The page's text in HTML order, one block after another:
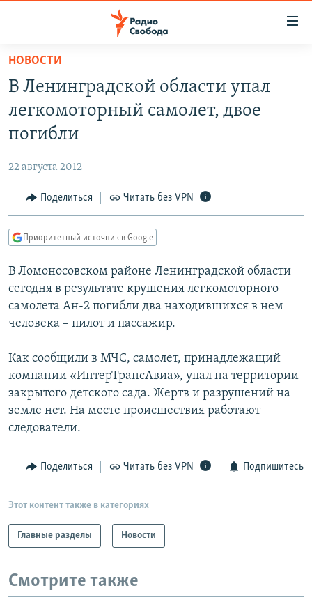
упрощенного
доступа
основному
Вернутся
Вернутся
поиску
АВТОРСКИЕ ПРОЕКТЫ
МНЕНИЯ
КУЛЬТУРА
КАВКАЗ.РЕАЛИИ
СЕВЕР.РЕАЛИИ
СИБИРЬ.РЕАЛИИ
РАСПИСАНИЕ ВЕЩАНИЯ
ПОДПИШИТЕСЬ НА РАССЫЛКУ
Все сайты РСЕ/РС
НОВОСТИ
В Ленинградской области упал
легкомоторный самолет, двое
погибли
22 августа 2012
Поделиться Читать без VPN
Приоритетный источник в Google
В Ломоносовском районе Ленинградской области
сегодня в результате крушения легкомоторного
самолета Ан-2 погибли два находившихся в нем
человека – пилот и пассажир.
Как сообщили в МЧС, самолет, принадлежащий
компании «ИнтерТрансАвиа», упал на территории
закрытого детского сада. Жертв и разрушений на
земле нет. На месте происшествия работают
следователи.
Поделиться Читать без VPN Подпишитесь
Этот контент также в категориях
Главные разделы Новости
Смотрите также